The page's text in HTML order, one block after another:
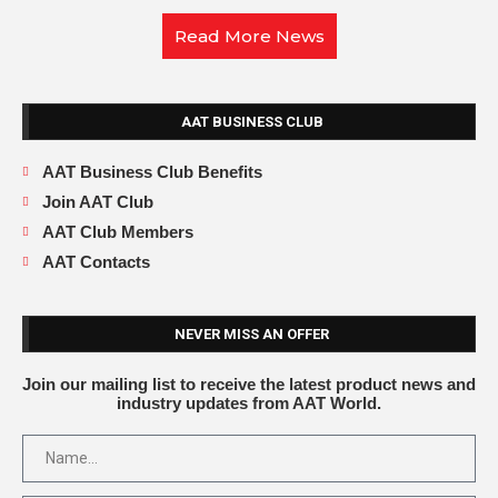
Read More News
AAT BUSINESS CLUB
AAT Business Club Benefits
Join AAT Club
AAT Club Members
AAT Contacts
NEVER MISS AN OFFER
Join our mailing list to receive the latest product news and
industry updates from AAT World.